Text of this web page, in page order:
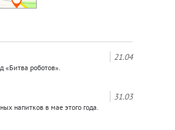
21.04
«Битва роботов».
31.03
напитков в мае этого года.